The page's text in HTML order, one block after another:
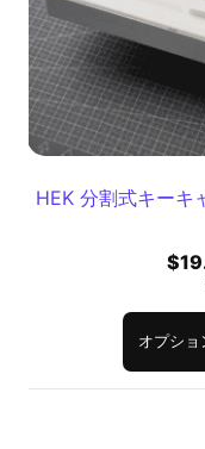
HEK 分割式キーキ
$
オプショ